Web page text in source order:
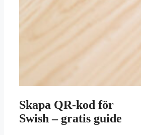
Skapa QR-kod för
Swish – gratis guide